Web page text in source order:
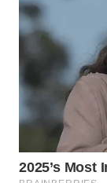
WN
DAIRI
DANAU
WN
NIAS